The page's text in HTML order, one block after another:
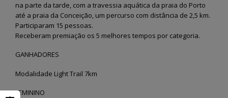
na parte da tarde, com a travessia aquática da praia do Porto
até a praia da Conceição, um percurso com distância de 2,5 km.
Participaram 15 pessoas.
Receberam premiação os 5 melhores tempos por categoria.
GANHADORES
Modalidade Light Trail 7km
FEMININO